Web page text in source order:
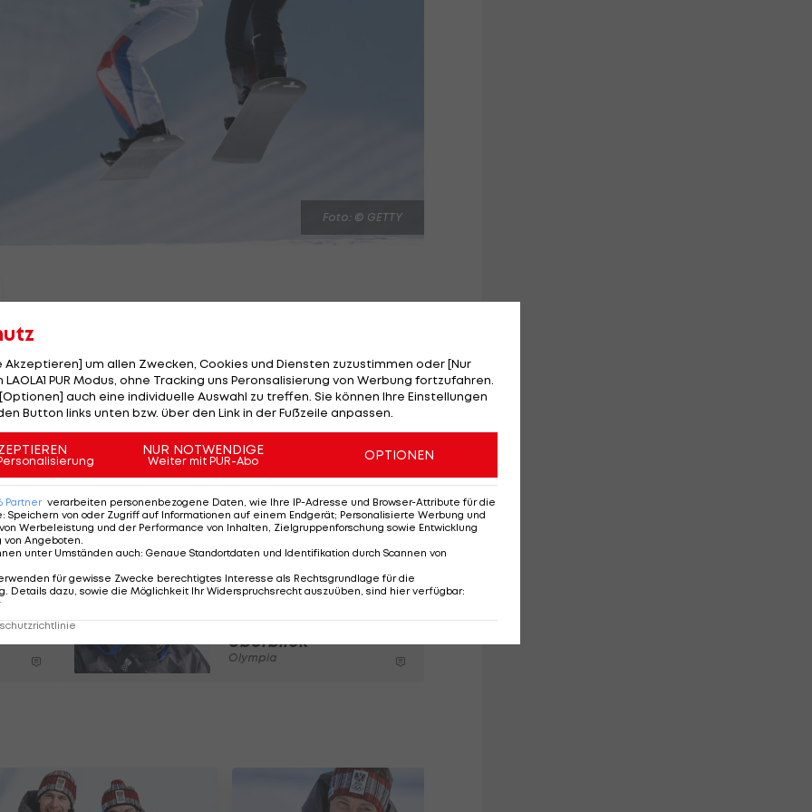
Foto: © GETTY
der ÖOC-
des Mixed-Bewerbs geplatzt.
als Führende in die Schlussgerade, der bereits im
aber mitansehen, wie seine Partnerin noch von der
von Alessandro Hämmerle, der im Mixed erkrankt
Olympia 2026:
Alle Medaillen
für Österreich im
Überblick
Olympia
Akzeptieren] um allen Zwecken, Cookies und Diensten zuzustimmen oder [Nur
PUR Modus, ohne Tracking uns Peronsalisierung von Werbung fortzufahren.
auch eine individuelle Auswahl zu treffen. Sie können Ihre Einstellungen
Button links unten bzw. über den Link in der Fußzeile anpassen.
NUR NOTWENDIGE
Weiter mit PUR-Abo OPTIONEN
Partner verarbeiten personenbezogene Daten, wie Ihre IP-Adresse und Browser-Attribute für die
: Speichern von oder Zugriff auf Informationen auf einem Endgerät; Personalisierte Werbung und
Werbeleistung und der Performance von Inhalten, Zielgruppenforschung sowie Entwicklung
von Angeboten.
unter Umständen auch: Genaue Standortdaten und Identifikation durch Scannen von
für gewisse Zwecke berechtigtes Interesse als Rechtsgrundlage für die
Details dazu, sowie die Möglichkeit Ihr Widerspruchsrecht auszuüben, sind hier verfügbar: